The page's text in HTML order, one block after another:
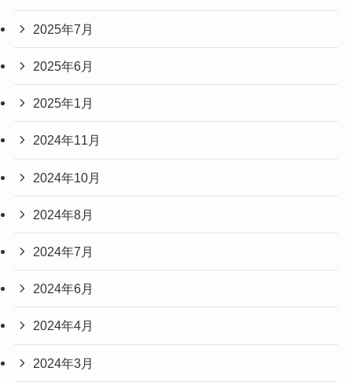
2025年7月
2025年6月
2025年1月
2024年11月
2024年10月
2024年8月
2024年7月
2024年6月
2024年4月
2024年3月